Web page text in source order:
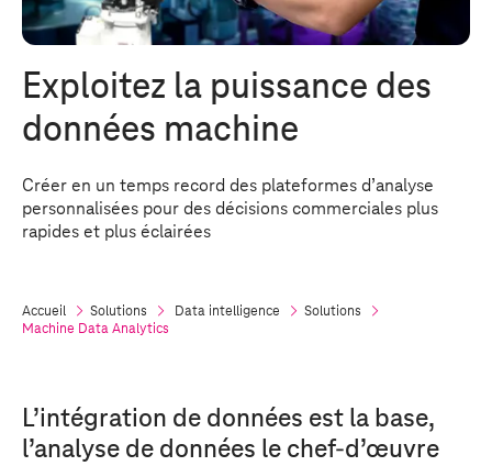
Exploitez la puissance des
données machine
Créer en un temps record des plateformes d’analyse
personnalisées pour des décisions commerciales plus
rapides et plus éclairées
Accueil Solutions Data intelligence
Solutions
Machine Data Analytics
L’intégration de données est la base,
l’analyse de données le chef-d’œuvre